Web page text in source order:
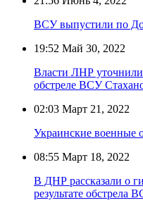
ВСУ выпустили по
19:52 Май 30, 2022
Власти ЛНР
обстреле ВСУ
02:03 Март 21, 2022
Украинские военные
08:55 Март 18, 2022
В ДНР рассказали о
результате обстрела